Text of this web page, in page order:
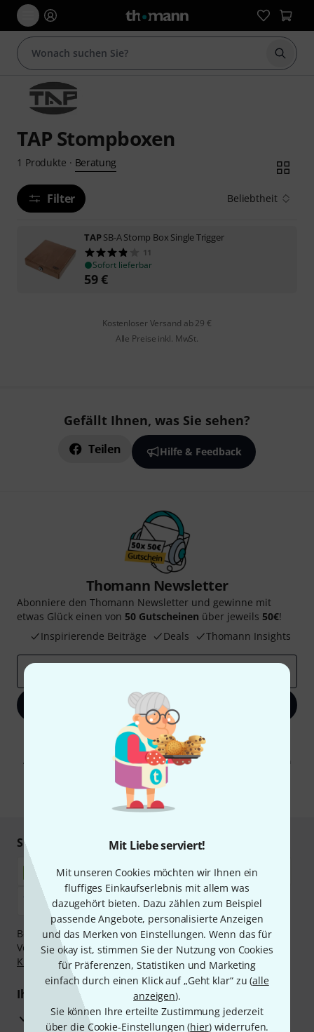
Mit Liebe serviert!
Mit unseren Cookies möchten wir Ihnen ein
fluffiges Einkaufserlebnis mit allem was
dazugehört bieten. Dazu zählen zum Beispiel
passende Angebote, personalisierte Anzeigen
und das Merken von Einstellungen. Wenn das für
Sie okay ist, stimmen Sie der Nutzung von Cookies
für Präferenzen, Statistiken und Marketing
einfach durch einen Klick auf „Geht klar“ zu (alle
anzeigen).
Sie können Ihre erteilte Zustimmung jederzeit
über die Cookie-Einstellungen (hier) widerrufen.
Suche
TAP Stompboxen
1 Produkte · Beratung
Filter Beliebtheit
TAPSB-A Stomp Box Single Trigger
11
Sofort lieferbar
59€
Kostenloser Versand ab 29 €
Alle Preise inkl. MwSt.
Gefällt Ihnen, was Sie sehen?
Teilen Hilfe & Feedback
Thomann Newsletter
Abonniere den Thomann Newsletter und gewinne mit
etwas Glück einen von 50 Gutscheinen über jeweils 50€!
Inspirierende Beiträge
Deals Thomann Insights
Jetzt anmelden
Mit Klick auf „Jetzt anmelden“ stimmen Sie dem Erhalt von E-Mail-
Werbung und einer Messung des E-Mail-Nutzungsverhaltens zu. Die
Abmeldung ist jederzeit möglich. Weitere Informationen finden Sie in
Datenschutzhinweisen
* Pflichtfeld
Sicher einkaufen & bezahlen
Bezahlen Sie vertraulich und sicher per Nachnahme,
Vorkasse, PayPal, Amazon Pay,Klarna Sofort bezahlen,
Klarna Ratenzahlungoder Kreditkarte.
Ihre Vorteile
3 Jahre Thomann Garantie